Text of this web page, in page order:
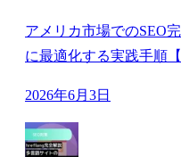
アメリカ市場でのSEO
に最適化する実践手順【
2026年6月3日